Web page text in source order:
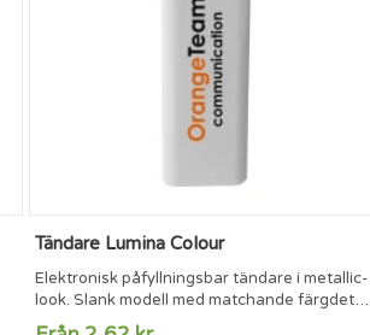
Tändare Lumina Colour
Elektronisk påfyllningsbar tändare i metallic-
look. Slank modell med matchande färgdetalj
i kromhättan. Justerbar låga. Försedd med